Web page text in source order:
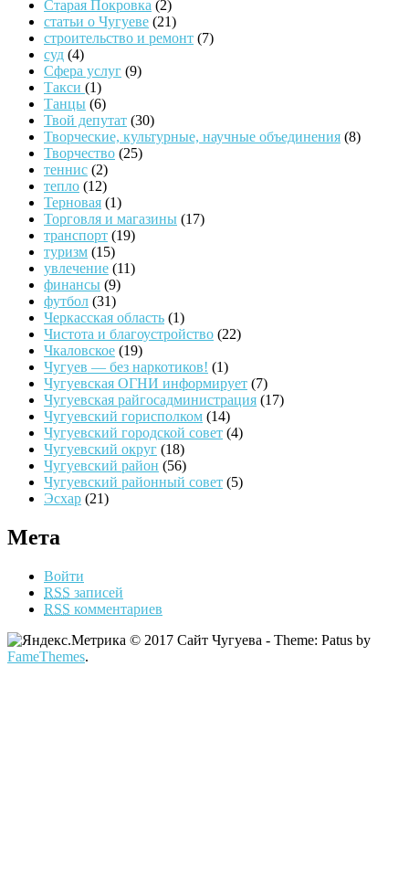
Старая Покровка (2)
статьи о Чугуеве (21)
строительство и ремонт (7)
суд (4)
Сфера услуг (9)
Такси (1)
Танцы (6)
Твой депутат (30)
Творческие, культурные, научные объединения (8)
Творчество (25)
теннис (2)
тепло (12)
Терновая (1)
Торговля и магазины (17)
транспорт (19)
туризм (15)
увлечение (11)
финансы (9)
футбол (31)
Черкасская область (1)
Чистота и благоустройство (22)
Чкаловское (19)
Чугуев — без наркотиков! (1)
Чугуевская ОГНИ информирует (7)
Чугуевская райгосадминистрация (17)
Чугуевский горисполком (14)
Чугуевский городской совет (4)
Чугуевский округ (18)
Чугуевский район (56)
Чугуевский районный совет (5)
Эсхар (21)
Мета
Войти
RSS записей
RSS комментариев
© 2017 Сайт Чугуева - Theme: Patus by
FameThemes.